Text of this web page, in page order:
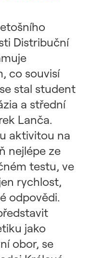
Distribuční
co souvisí
stal student
a střední
Lanča.
aktivitou na
nejlépe ze
testu, ve
rychlost,
odpovědi.
jako
obor, se